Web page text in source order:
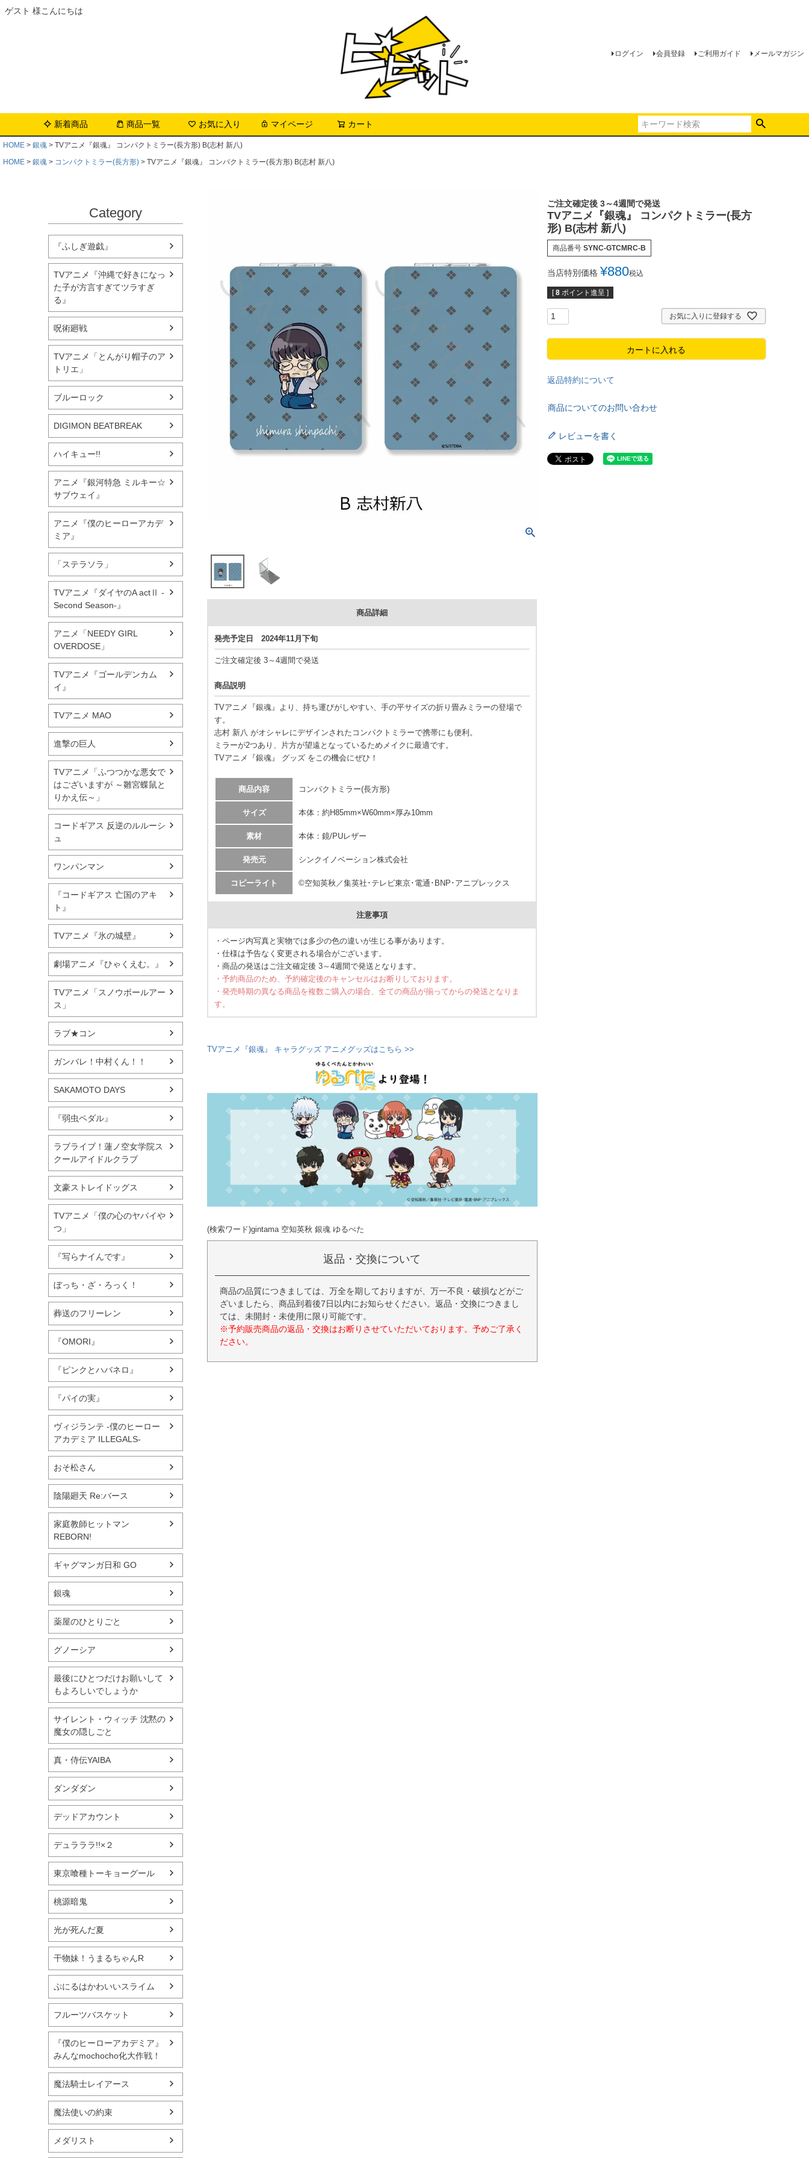
ゲスト 様こんにちは
ログイン 会員登録 ご利用ガイド メールマガジン
新着商品 商品一覧 お気に入り マイページ カート
HOME 銀魂
TVアニメ『銀魂』 コンパクトミラー(長方形) B(志村 新八)
HOME
銀魂 コンパクトミラー(長方形) TVアニメ『銀魂』 コンパクトミラー(長方形) B(志村 新八)
Category
『ふしぎ遊戯』
TVアニメ『沖縄で好きになっ
た子が方言すぎてツラすぎ
る』
呪術廻戦
TVアニメ「とんがり帽子のア
トリエ」
ブルーロック
DIGIMON BEATBREAK
ハイキュー!!
アニメ『銀河特急 ミルキー☆
サブウェイ』
アニメ『僕のヒーローアカデ
ミア』
「ステラソラ」
TVアニメ『ダイヤのA actⅡ -
Second Season-』
アニメ「NEEDY GIRL
OVERDOSE」
TVアニメ『ゴールデンカム
イ』
TVアニメ MAO
進撃の巨人
TVアニメ「ふつつかな悪女で
はございますが ～雛宮蝶鼠と
りかえ伝～」
コードギアス 反逆のルルーシ
ュ
ワンパンマン
『コードギアス 亡国のアキ
ト』
TVアニメ『氷の城壁』
劇場アニメ『ひゃくえむ。』
TVアニメ「スノウボールアー
ス」
ラブ★コン
ガンバレ！中村くん！！
SAKAMOTO DAYS
『弱虫ペダル』
ラブライブ！蓮ノ空女学院ス
クールアイドルクラブ
文豪ストレイドッグス
TVアニメ「僕の心のヤバイや
つ」
『写らナイんです』
ぼっち・ざ・ろっく！
葬送のフリーレン
『OMORI』
『ピンクとハバネロ』
『パイの実』
ヴィジランテ -僕のヒーロー
アカデミア ILLEGALS-
おそ松さん
陰陽廻天 Re:バース
家庭教師ヒットマン
REBORN!
ギャグマンガ日和 GO
銀魂
薬屋のひとりごと
グノーシア
最後にひとつだけお願いして
もよろしいでしょうか
サイレント・ウィッチ 沈黙の
魔女の隠しごと
真・侍伝YAIBA
ダンダダン
デッドアカウント
デュラララ!!×２
東京喰種トーキョーグール
桃源暗鬼
光が死んだ夏
干物妹！うまるちゃんR
ぷにるはかわいいスライム
フルーツバスケット
『僕のヒーローアカデミア』
みんなmochocho化大作戦！
魔法騎士レイアース
魔法使いの約束
メダリスト
商品詳細
発売予定日 2024年11月下旬
ご注文確定後 3～4週間で発送
商品説明
TVアニメ『銀魂』より、持ち運びがしやすい、手の平サイズの折り畳みミラーの登場で
す。
志村 新八 がオシャレにデザインされたコンパクトミラーで携帯にも便利。
ミラーが2つあり、片方が望遠となっているためメイクに最適です。
TVアニメ『銀魂』 グッズ をこの機会にぜひ！
商品内容 コンパクトミラー(長方形)
サイズ 本体：約H85mm×W60mm×厚み10mm
素材 本体：鏡/PUレザー
発売元 シンクイノベーション株式会社
コピーライト ©空知英秋／集英社･テレビ東京･電通･BNP･アニプレックス
注意事項
・ページ内写真と実物では多少の色の違いが生じる事があります。
・仕様は予告なく変更される場合がございます。
・商品の発送はご注文確定後 3～4週間で発送となります。
・予約商品のため、予約確定後のキャンセルはお断りしております。
・発売時期の異なる商品を複数ご購入の場合、全ての商品が揃ってからの発送となりま
す。
TVアニメ『銀魂』 キャラグッズ アニメグッズはこちら >>
(検索ワード)gintama 空知英秋 銀魂 ゆるぺた
返品・交換について
商品の品質につきましては、万全を期しておりますが、万一不良・破損などがご
ざいましたら、商品到着後7日以内にお知らせください。返品・交換につきまし
ては、未開封・未使用に限り可能です。
※予約販売商品の返品・交換はお断りさせていただいております。予めご了承く
ださい。
ご注文確定後 3～4週間で発送
TVアニメ『銀魂』 コンパクトミラー(長方
形) B(志村 新八)
商品番号 SYNC-GTCMRC-B
当店特別価格 ¥880税込
[ 8 ポイント進呈 ]
お気に入りに登録する
カートに入れる
返品特約について
商品についてのお問い合わせ
レビューを書く